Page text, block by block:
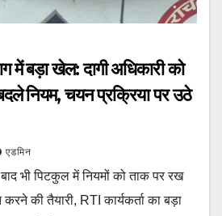
में बड़ा खेल: दागी अधिकारी को
नियम, चयन प्रक्रिया पर उठे
एडमिन
भी पिटकुल में नियमों को ताक पर रख
की तैयारी, RTI कार्यकर्ता का बड़ा